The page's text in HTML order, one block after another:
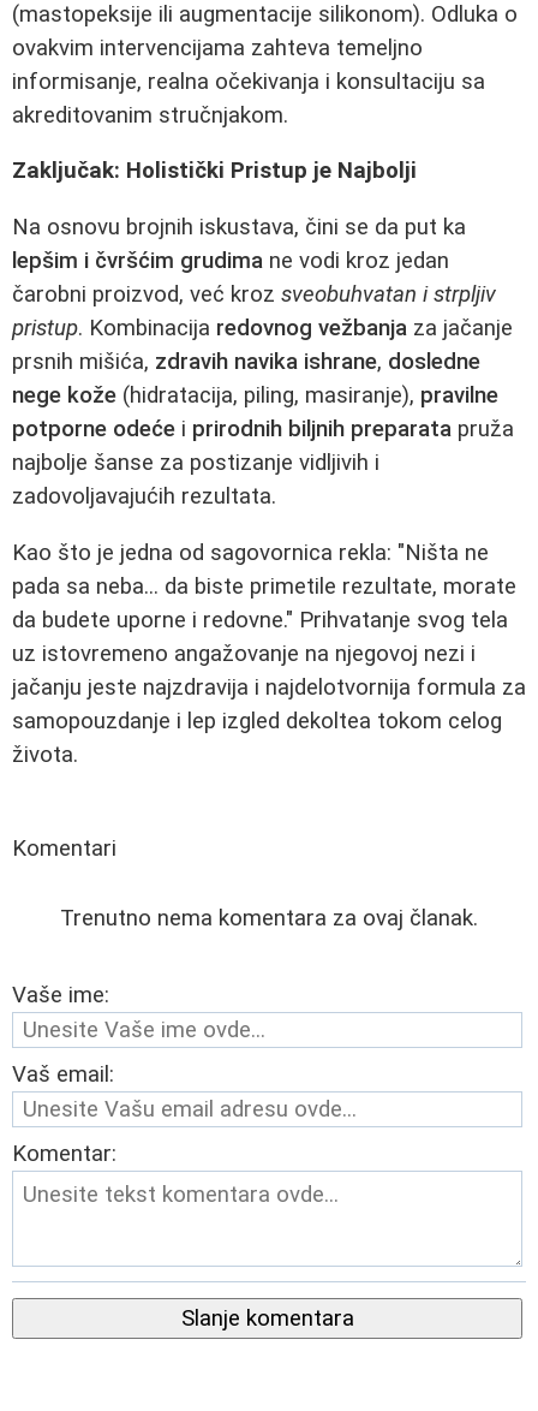
(mastopeksije ili augmentacije silikonom). Odluka o
ovakvim intervencijama zahteva temeljno
informisanje, realna očekivanja i konsultaciju sa
akreditovanim stručnjakom.
Zaključak: Holistički Pristup je Najbolji
Na osnovu brojnih iskustava, čini se da put ka
lepšim i čvršćim grudima ne vodi kroz jedan
čarobni proizvod, već kroz sveobuhvatan i strpljiv
pristup. Kombinacija redovnog vežbanja za jačanje
prsnih mišića, zdravih navika ishrane, dosledne
nege kože (hidratacija, piling, masiranje), pravilne
potporne odeće i prirodnih biljnih preparata pruža
najbolje šanse za postizanje vidljivih i
zadovoljavajućih rezultata.
Kao što je jedna od sagovornica rekla: "Ništa ne
pada sa neba... da biste primetile rezultate, morate
da budete uporne i redovne." Prihvatanje svog tela
uz istovremeno angažovanje na njegovoj nezi i
jačanju jeste najzdravija i najdelotvornija formula za
samopouzdanje i lep izgled dekoltea tokom celog
života.
Komentari
Trenutno nema komentara za ovaj članak.
Vaše ime:
Vaš email:
Komentar:
Slanje komentara